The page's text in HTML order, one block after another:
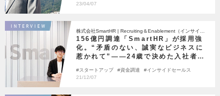
23/04/07
INTERVIEW
株式会社SmartHR | Recruiting＆Enablement（インサイド
セールス専任採用＆早期活躍）
156億円調達「SmartHR」が採用強
化。“矛盾のない、誠実なビジネスに
惹かれて”――24歳で決めた入社者の
スタートアップ 資金調達
インサイドセールス
21/12/07